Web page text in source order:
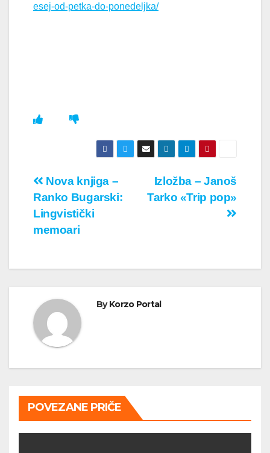
esej-od-petka-do-ponedeljka/
Кретање
чланка
Izložba – Janoš
Tarko «Trip pop»
Nova knjiga –
Ranko Bugarski:
Lingvistički
memoari
ByKorzo Portal
POVEZANE PRIČE